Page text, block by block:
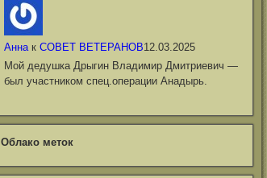
Аннак СОВЕТ ВЕТЕРАНОВ12.03.2025
Мой дедушка Дрыгин Владимир Дмитриевич —
был участником спец.операции Анадырь.
Облако меток